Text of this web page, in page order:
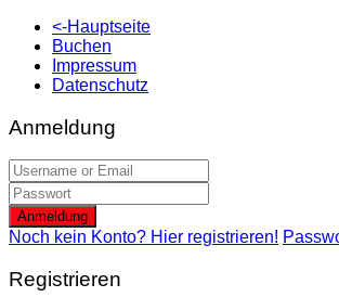
<-Hauptseite
Buchen
Impressum
Datenschutz
Anmeldung
Anmeldung
Noch kein Konto? Hier registrieren!
Registrieren